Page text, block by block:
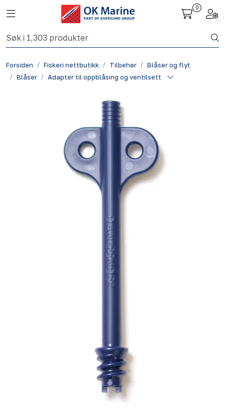
Skip to main content
Toggle navigation
0
Forsiden Fiskeri nettbutikk Tilbehør
Blåser og flyt
Blåser
Adapter til oppblåsing og ventilsett
Fiskeri nettbutikk
Havbruk